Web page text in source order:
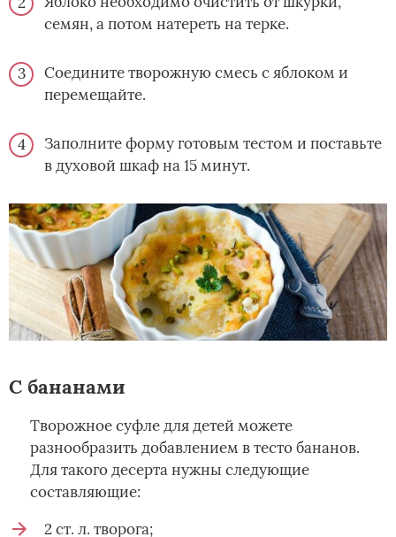
семян, а потом натереть на терке.
Соедините творожную смесь с яблоком и
перемещайте.
Заполните форму готовым тестом и поставьте
в духовой шкаф на 15 минут.
С бананами
Творожное суфле для детей можете
разнообразить добавлением в тесто бананов.
Для такого десерта нужны следующие
составляющие:
2 ст. л. творога;